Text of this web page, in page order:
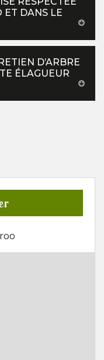
ET DANS LE
D’ARBRE
ÉLAGUEUR